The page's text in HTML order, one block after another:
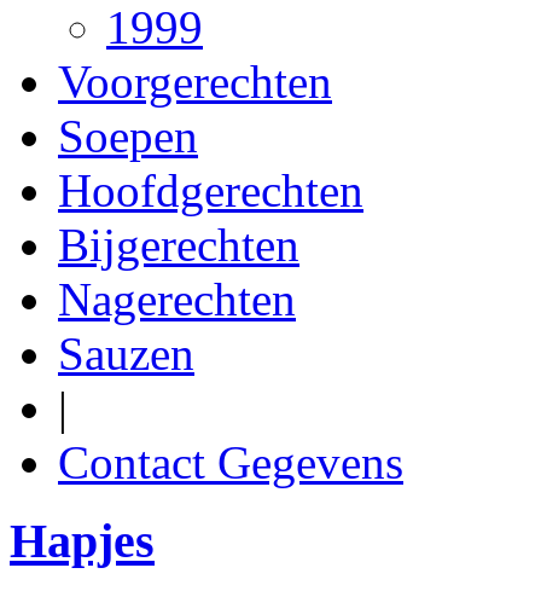
1999
Voorgerechten
Soepen
Hoofdgerechten
Bijgerechten
Nagerechten
Sauzen
|
Contact Gegevens
Hapjes